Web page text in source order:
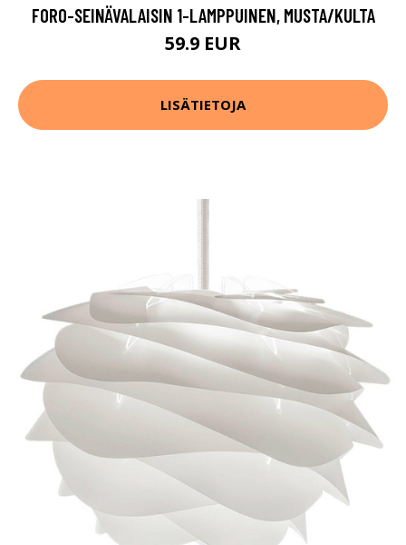
FORO-SEINÄVALAISIN 1-LAMPPUINEN, MUSTA/KULTA
59.9 EUR
LISÄTIETOJA